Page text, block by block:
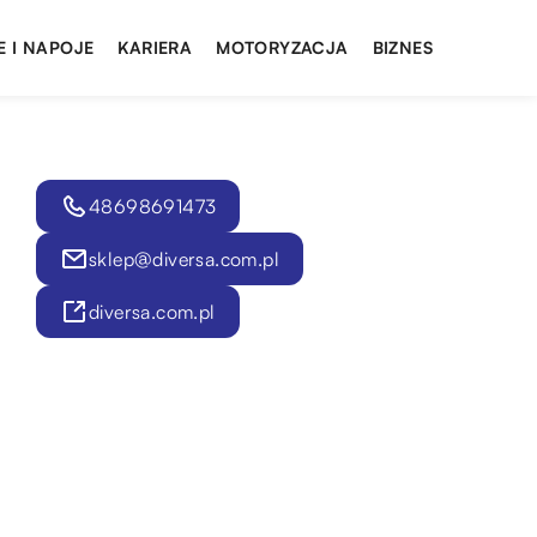
I NAPOJE KARIERA MOTORYZACJA BIZNES
48698691473
sklep@diversa.com.pl
diversa.com.pl